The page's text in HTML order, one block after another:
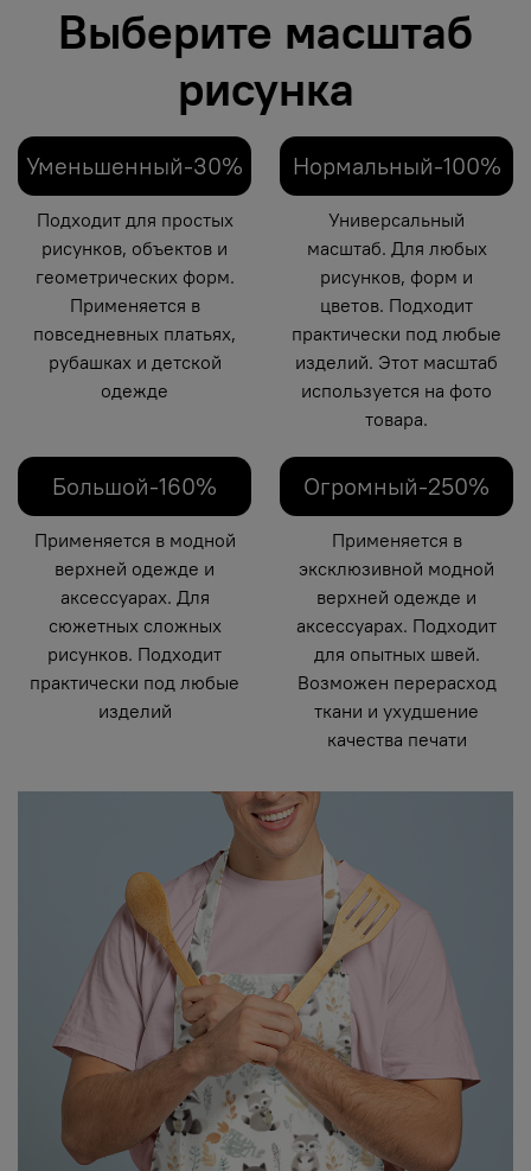
Выберите масштаб
рисунка
Уменьшенный-30%
Подходит для простых
рисунков, объектов и
геометрических форм.
Применяется в
повседневных платьях,
рубашках и детской
одежде
Нормальный-100%
Универсальный
масштаб. Для любых
рисунков, форм и
цветов. Подходит
практически под любые
изделий. Этот масштаб
используется на фото
товара.
Большой-160%
Применяется в модной
верхней одежде и
аксессуарах. Для
сюжетных сложных
рисунков. Подходит
практически под любые
изделий
Огромный-250%
Применяется в
эксклюзивной модной
верхней одежде и
аксессуарах. Подходит
для опытных швей.
Возможен перерасход
ткани и ухудшение
качества печати